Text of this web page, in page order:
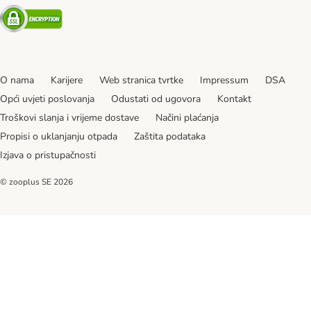
Security
O nama Karijere Web stranica tvrtke Impressum
DSA
Opći uvjeti poslovanja
Odustati od ugovora
Kontakt
Troškovi slanja i vrijeme dostave
Načini plaćanja
Propisi o uklanjanju otpada
Zaštita podataka
Izjava o pristupačnosti
© zooplus SE 2026